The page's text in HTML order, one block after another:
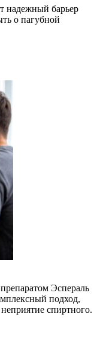
надежный барьер
о пагубной
Эспераль
подход,
спиртного.